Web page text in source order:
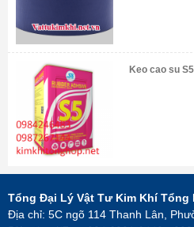
Keo cao su S5
Tổng Đại Lý Vật Tư Kim Khí Tổng
Địa chỉ: 5C ngõ 114 Thanh Lân,